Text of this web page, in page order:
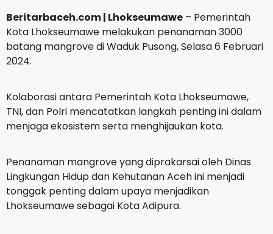
Beritarbaceh.com | Lhokseumawe – Pemerintah
Kota Lhokseumawe melakukan penanaman 3000
batang mangrove di Waduk Pusong, Selasa 6 Februari
2024.
Kolaborasi antara Pemerintah Kota Lhokseumawe,
TNI, dan Polri mencatatkan langkah penting ini dalam
menjaga ekosistem serta menghijaukan kota.
Penanaman mangrove yang diprakarsai oleh Dinas
Lingkungan Hidup dan Kehutanan Aceh ini menjadi
tonggak penting dalam upaya menjadikan
Lhokseumawe sebagai Kota Adipura.